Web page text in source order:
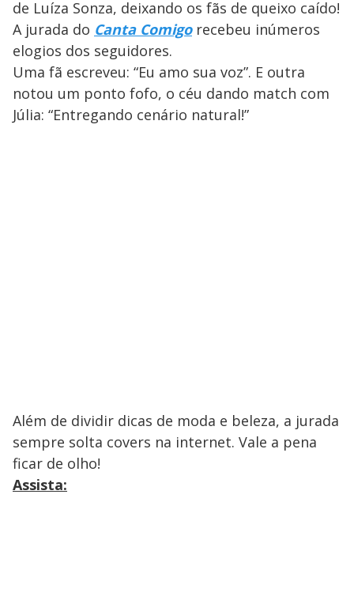
de Luíza Sonza, deixando os fãs de queixo caído!
A jurada do Canta Comigorecebeu inúmeros
elogios dos seguidores.
Uma fã escreveu: “Eu amo sua voz”. E outra
notou um ponto fofo, o céu dando match com
Júlia: “Entregando cenário natural!”
Além de dividir dicas de moda e beleza, a jurada
sempre solta covers na internet. Vale a pena
ficar de olho!
Assista: